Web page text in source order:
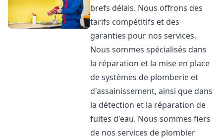
brefs délais. Nous offrons des
tarifs compétitifs et des
garanties pour nos services.
Nous sommes spécialisés dans
la réparation et la mise en place
de systèmes de plomberie et
d'assainissement, ainsi que dans
la détection et la réparation de
fuites d'eau. Nous sommes fiers
de nos services de plombier